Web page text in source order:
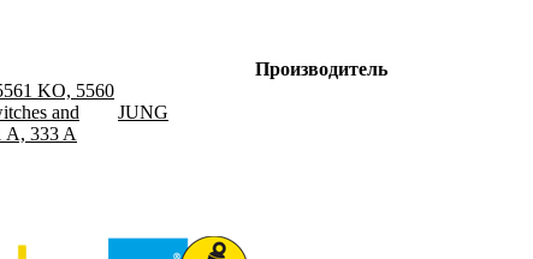
Производитель
KO, 5560
and
A, 333 A
JUNG